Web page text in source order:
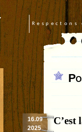
C’est
16.09
2025